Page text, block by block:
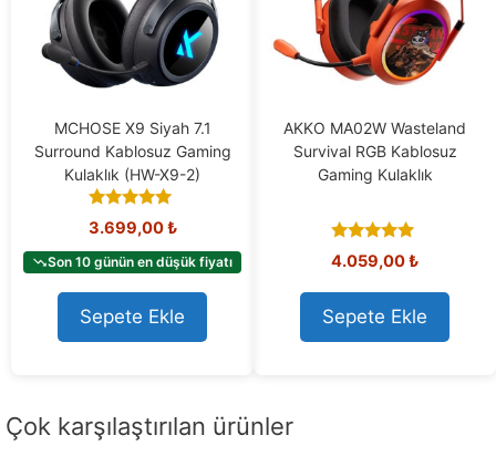
MCHOSE X9 Siyah 7.1
Surround Kablosuz Gaming
Kulaklık (HW-X9-2)
4.80
out of 5
3.699,00₺
Son 10 günün en düşük fiyatı
Sepete Ekle
AKKO MA02W Wasteland
Survival RGB Kablosuz
Gaming Kulaklık
5.00
out of 5
4.059,00₺
Sepete Ekle
Çok karşılaştırılan ürünler